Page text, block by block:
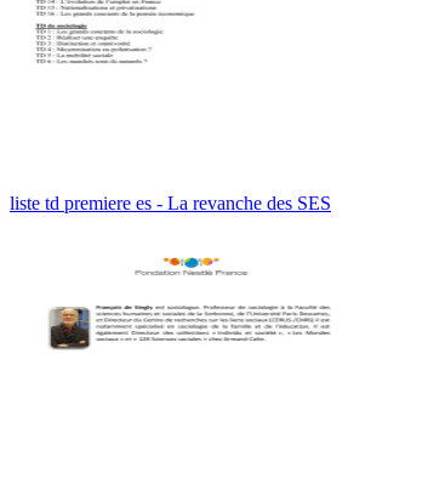
liste td premiere es - La revanche des SES